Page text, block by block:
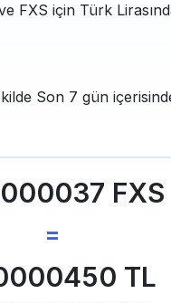
FXS için Türk
Son 7 gün
FXS
=
TL